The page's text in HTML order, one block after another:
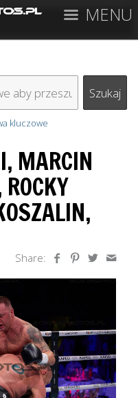
MENU
kluczowe
MARCIN
Share: